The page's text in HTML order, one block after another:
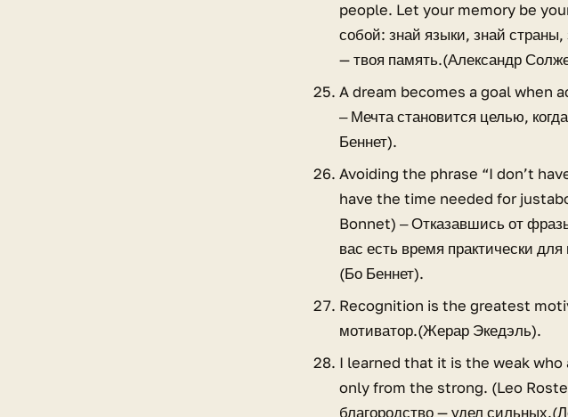
people. Let your memory be
собой: знай языки, знай
— твоя память.(Александр
A dream becomes a goal when
‒ Мечта становится целью,
Беннет).
Avoiding the phrase “I don’t
have the time needed for
Bonnet) ‒ Отказавшись от
вас есть время практически
(Бо Беннет).
Recognition is the greatest
мотиватор.(Жерар Экедэль).
I learned that it is the weak
only from the strong. (Leo
благородство — удел